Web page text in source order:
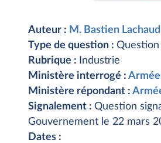
Auteur : M. Bastien Lachaud
Type de question :
Rubrique :
Industrie
Ministère interrogé :
Ministère répondant :
Signalement : Question
Gouvernement le 22 mars
Dates :